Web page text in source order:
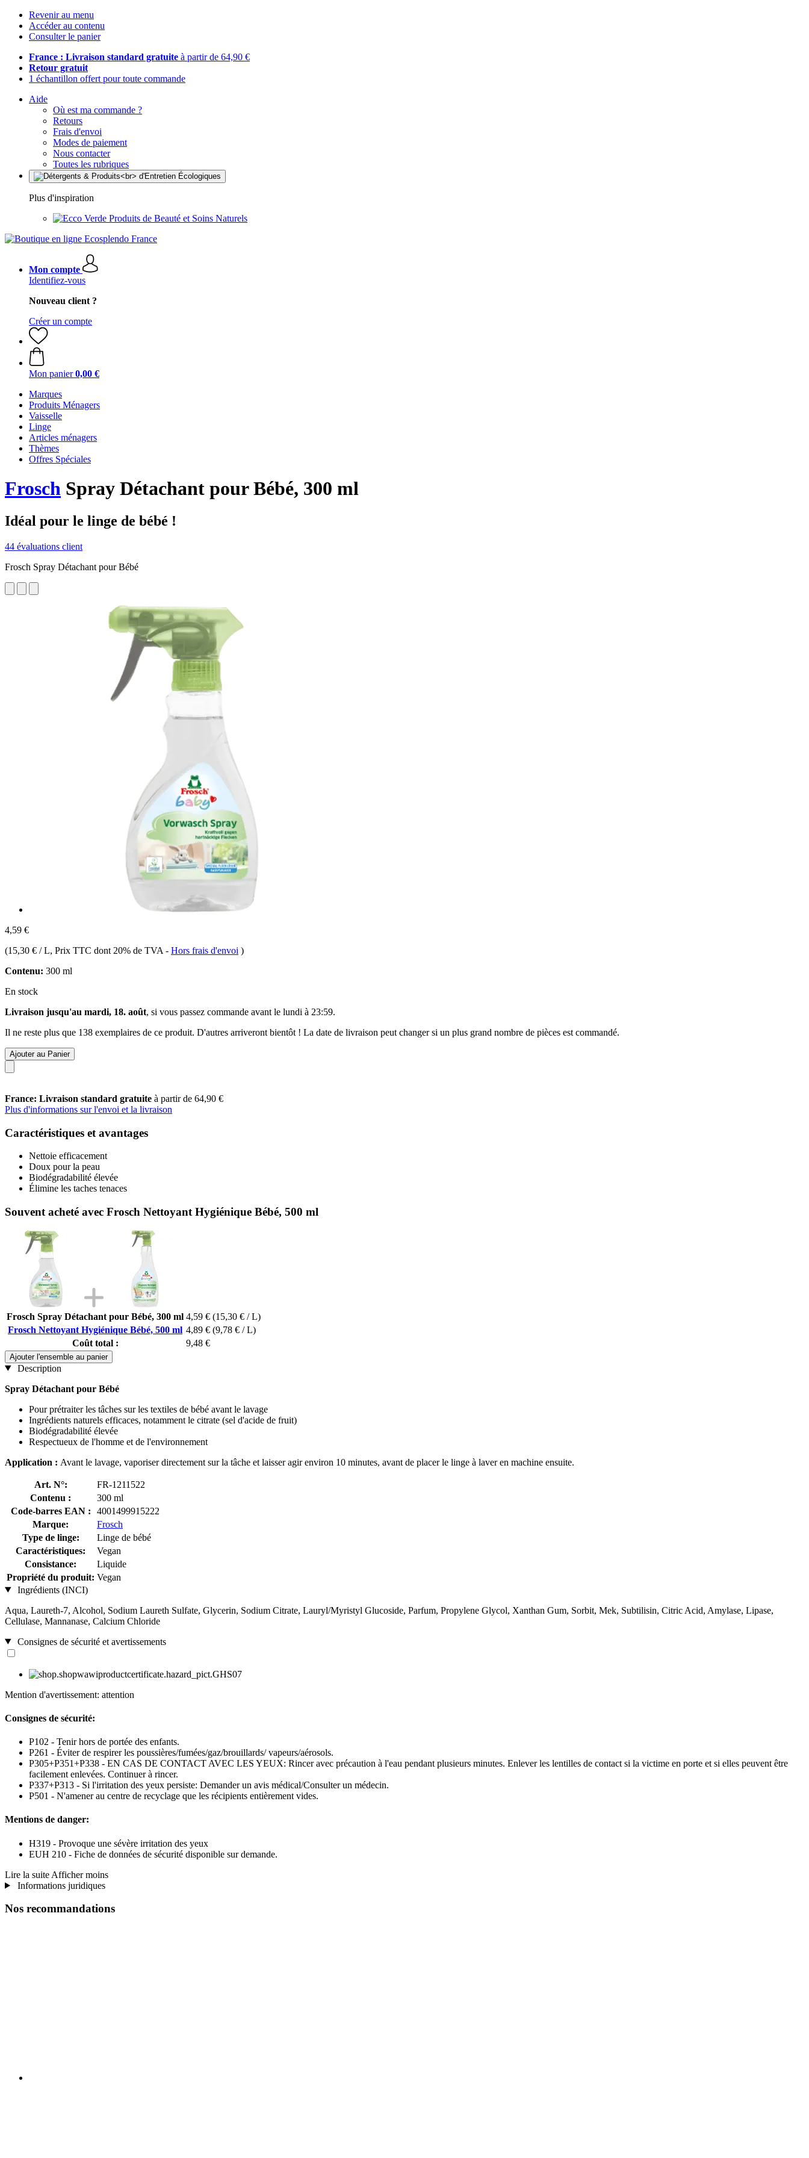
Revenir au menu
Accéder au contenu
Consulter le panier
France : Livraison standard gratuite à partir de 64,90 €
Retour gratuit
1 échantillon offert pour toute commande
Aide
Où est ma commande ?
Retours
Frais d'envoi
Modes de paiement
Nous contacter
Toutes les rubriques
Plus d'inspiration
Produits de Beauté et Soins Naturels
Mon compte
Identifiez-vous
Nouveau client ?
Créer un compte
Mon panier 0,00 €
Marques
Produits Ménagers
Vaisselle
Linge
Articles ménagers
Thèmes
Offres Spéciales
Frosch Spray Détachant pour Bébé, 300 ml
Idéal pour le linge de bébé !
44 évaluations client
Frosch Spray Détachant pour Bébé
4,59 €
(15,30 € / L, Prix TTC dont 20% de TVA - Hors frais d'envoi )
Contenu: 300 ml
En stock
Livraison jusqu'au mardi, 18. août, si vous passez commande avant le lundi à 23:59.
Il ne reste plus que 138 exemplaires de ce produit. D'autres arriveront bientôt ! La date de livraison peut changer si un plus grand nombre de pièces est commandé.
Ajouter au Panier
France: Livraison standard gratuite à partir de 64,90 €
Plus d'informations sur l'envoi et la livraison
Caractéristiques et avantages
Nettoie efficacement
Doux pour la peau
Biodégradabilité élevée
Élimine les taches tenaces
Souvent acheté avec Frosch Nettoyant Hygiénique Bébé, 500 ml
Frosch Spray Détachant pour Bébé, 300 ml 4,59 € (15,30 € / L)
Frosch Nettoyant Hygiénique Bébé, 500 ml 4,89 € (9,78 € / L)
Coût total :
9,48 €
Ajouter l'ensemble au panier
Description
Spray Détachant pour Bébé
Pour prétraiter les tâches sur les textiles de bébé avant le lavage
Ingrédients naturels efficaces, notamment le citrate (sel d'acide de fruit)
Biodégradabilité élevée
Respectueux de l'homme et de l'environnement
Application : Avant le lavage, vaporiser directement sur la tâche et laisser agir environ 10 minutes, avant de placer le linge à laver en machine ensuite.
Art. N°:
FR-1211522
Contenu :
300 ml
Code-barres EAN :
4001499915222
Marque:
Frosch
Type de linge:
Linge de bébé
Caractéristiques:
Vegan
Consistance:
Liquide
Propriété du produit: Vegan
Ingrédients (INCI)
Aqua, Laureth-7, Alcohol, Sodium Laureth Sulfate, Glycerin, Sodium Citrate, Lauryl/Myristyl Glucoside, Parfum, Propylene Glycol, Xanthan Gum, Sorbit, Mek, Subtilisin, Citric Acid, Amylase, Lipase,
Cellulase, Mannanase, Calcium Chloride
Consignes de sécurité et avertissements
Mention d'avertissement: attention
Consignes de sécurité:
P102 - Tenir hors de portée des enfants.
P261 - Éviter de respirer les poussières/fumées/gaz/brouillards/ vapeurs/aérosols.
P305+P351+P338 - EN CAS DE CONTACT AVEC LES YEUX: Rincer avec précaution à l'eau pendant plusieurs minutes. Enlever les lentilles de contact si la victime en porte et si elles peuvent être
facilement enlevées. Continuer à rincer.
P337+P313 - Si l'irritation des yeux persiste: Demander un avis médical/Consulter un médecin.
P501 - N'amener au centre de recyclage que les récipients entièrement vides.
Mentions de danger:
H319 - Provoque une sévère irritation des yeux
EUH 210 - Fiche de données de sécurité disponible sur demande.
Lire la suite Afficher moins
Informations juridiques
Nos recommandations